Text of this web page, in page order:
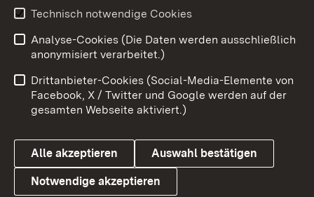
Link zum Landesportal
Impressum
Kontakt
Barrierefreiheit
Datenschutz
Cookies
Technisch notwendige Cookies
Analyse-Cookies (Die Daten werden ausschließlich
anonymisiert verarbeitet.)
Drittanbieter-Cookies (Social-Media-Elemente von
Facebook, X / Twitter und Google werden auf der
gesamten Webseite aktiviert.)
Alle akzeptieren Auswahl bestätigen
Notwendige akzeptieren